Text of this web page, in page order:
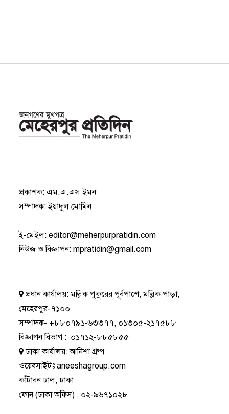
প্রকাশক: এম.এ.এস ইমন
সম্পাদক: ইয়াদুল মোমিন
ই-মেইল:editor@meherpurpratidin.com
নিউজ ও বিজ্ঞাপন:mpratidin@gmail.com
প্রধান কার্যালয়:মল্লিক পুকুরের পূর্বপাশে, মল্লিক পাড়া,
মেহেরপুর-৭১০০
সম্পাদক- +৮৮০৭৯১-৬৩৩৭৭, ০১৩০৫-২১৭৫৮৮
বিজ্ঞাপন বিভাগ: ০১৭১২-৮৮৫৮৫৫
ঢাকা কার্যালয়:আনিশা গ্রুপ
ওয়েবসাইটঃaneeshagroup.com
কাঁটাবন ঢাল, ঢাকা
ফোন(ঢাকা অফিস) : ০২-৯৬৭১০২৮